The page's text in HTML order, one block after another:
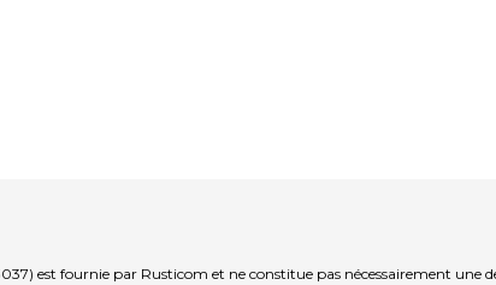
est fournie par Rusticom et ne constitue pas nécessairement une